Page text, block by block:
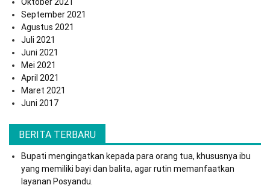
September 2021
Agustus 2021
Juli 2021
Juni 2021
Mei 2021
April 2021
Maret 2021
Juni 2017
BERITA TERBARU
Bupati mengingatkan kepada para orang tua, khususnya ibu
yang memiliki bayi dan balita, agar rutin memanfaatkan
layanan Posyandu.